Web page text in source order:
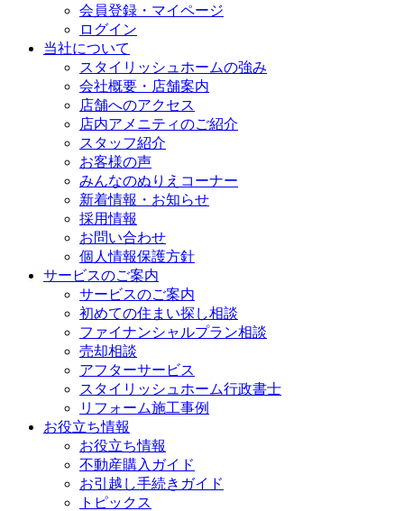
会員登録・マイページ
ログイン
当社について
スタイリッシュホームの強み
会社概要・店舗案内
店舗へのアクセス
店内アメニティのご紹介
スタッフ紹介
お客様の声
みんなのぬりえコーナー
新着情報・お知らせ
採用情報
お問い合わせ
個人情報保護方針
サービスのご案内
サービスのご案内
初めての住まい探し相談
ファイナンシャルプラン相談
売却相談
アフターサービス
スタイリッシュホーム行政書士
リフォーム施工事例
お役立ち情報
お役立ち情報
不動産購入ガイド
お引越し手続きガイド
トピックス